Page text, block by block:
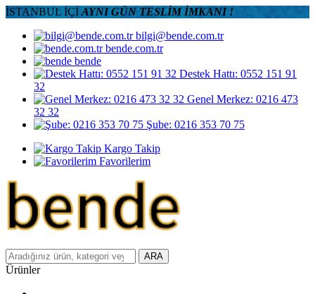
İSTANBUL İÇİ AYNI GÜN TESLİM İMKANI !
bilgi@bende.com.tr
bende.com.tr
bende
Destek Hattı: 0552 151 91
32
Genel Merkez: 0216 473
32 32
Şube: 0216 353 70 75
Kargo Takip
Favorilerim
ARA
Ürünler